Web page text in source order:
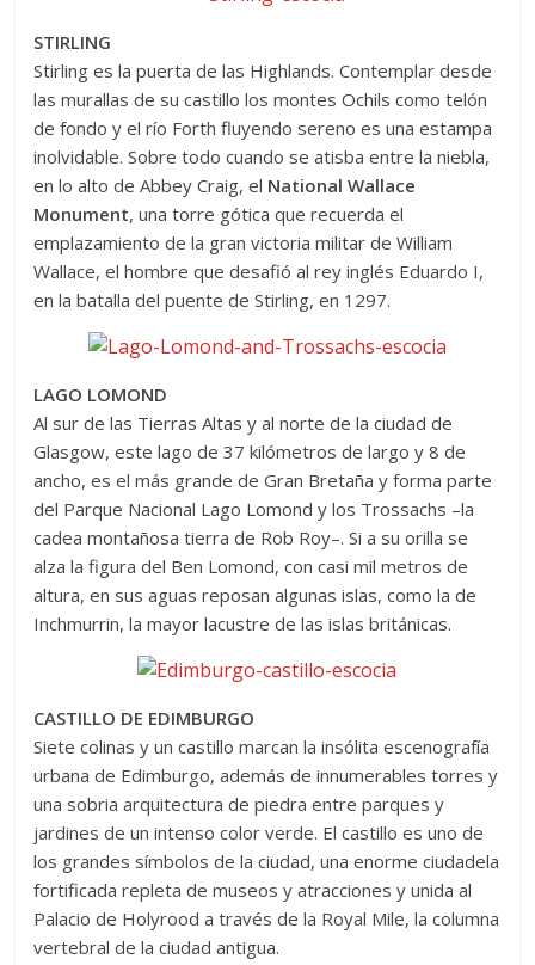
STIRLING
Stirling es la puerta de las Highlands. Contemplar desde
las murallas de su castillo los montes Ochils como telón
de fondo y el río Forth fluyendo sereno es una estampa
inolvidable. Sobre todo cuando se atisba entre la niebla,
en lo alto de Abbey Craig, el National Wallace
Monument, una torre gótica que recuerda el
emplazamiento de la gran victoria militar de William
Wallace, el hombre que desafió al rey inglés Eduardo I,
en la batalla del puente de Stirling, en 1297.
LAGO LOMOND
Al sur de las Tierras Altas y al norte de la ciudad de
Glasgow, este lago de 37 kilómetros de largo y 8 de
ancho, es el más grande de Gran Bretaña y forma parte
del Parque Nacional Lago Lomond y los Trossachs –la
cadea montañosa tierra de Rob Roy–. Si a su orilla se
alza la figura del Ben Lomond, con casi mil metros de
altura, en sus aguas reposan algunas islas, como la de
Inchmurrin, la mayor lacustre de las islas británicas.
CASTILLO DE EDIMBURGO
Siete colinas y un castillo marcan la insólita escenografía
urbana de Edimburgo, además de innumerables torres y
una sobria arquitectura de piedra entre parques y
jardines de un intenso color verde. El castillo es uno de
los grandes símbolos de la ciudad, una enorme ciudadela
fortificada repleta de museos y atracciones y unida al
Palacio de Holyrood a través de la Royal Mile, la columna
vertebral de la ciudad antigua.